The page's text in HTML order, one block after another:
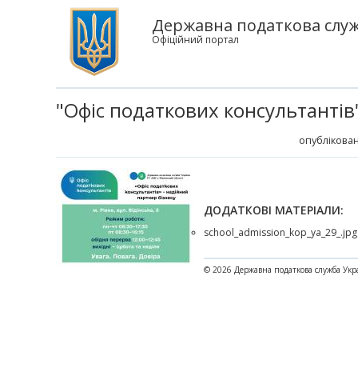
Державна податкова
Офіційний портал
"Офіс податкових
ДОДАТКОВІ МАТЕРІАЛИ:
school_admission_kop_ya_29_.jpg
© 2026 Державна податкова служба